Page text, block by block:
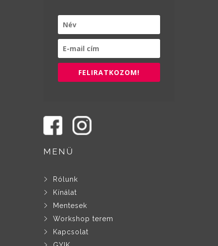
FELIRATKOZOM!
MENÜ
Rólunk
Kínálat
Mentesek
Workshop terem
Kapcsolat